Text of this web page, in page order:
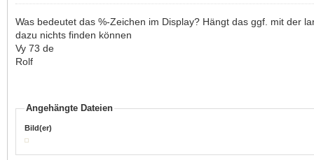
Was bedeutet das %-Zeichen im Display? Hängt das ggf. mit der
dazu nichts finden können
Vy 73 de
Rolf
Angehängte Dateien
Bild(er)